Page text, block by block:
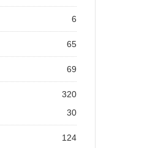
6
65
69
320
30
124